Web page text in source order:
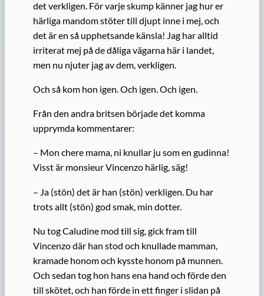
det verkligen. För varje skump känner jag hur er
härliga mandom stöter till djupt inne i mej, och
det är en så upphetsande känsla! Jag har alltid
irriterat mej på de dåliga vägarna här i landet,
men nu njuter jag av dem, verkligen.
Och så kom hon igen. Och igen. Och igen.
Från den andra britsen började det komma
upprymda kommentarer:
– Mon chere mama, ni knullar ju som en gudinna!
Visst är monsieur Vincenzo härlig, säg!
– Ja (stön) det är han (stön) verkligen. Du har
trots allt (stön) god smak, min dotter.
Nu tog Caludine mod till sig, gick fram till
Vincenzo där han stod och knullade mamman,
kramade honom och kysste honom på munnen.
Och sedan tog hon hans ena hand och förde den
till skötet, och han förde in ett finger i slidan på